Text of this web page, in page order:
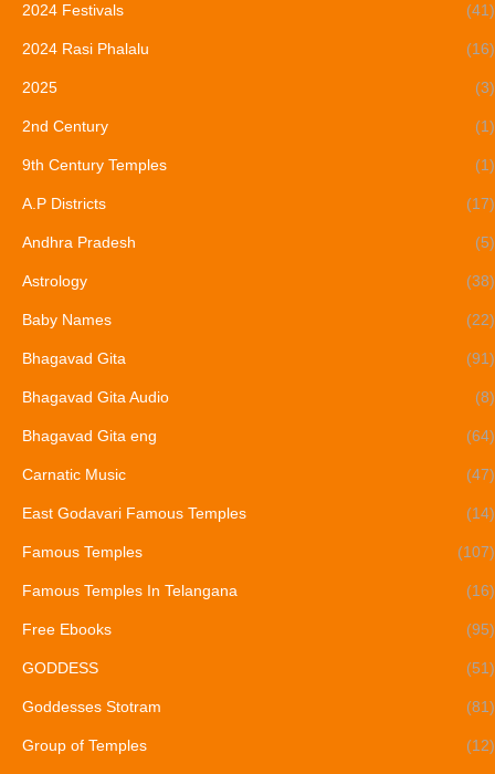
2024 Festivals (41)
2024 Rasi Phalalu (16)
2025 (3)
2nd Century (1)
9th Century Temples (1)
A.P Districts (17)
Andhra Pradesh (5)
Astrology (38)
Baby Names (22)
Bhagavad Gita (91)
Bhagavad Gita Audio (8)
Bhagavad Gita eng (64)
Carnatic Music (47)
East Godavari Famous Temples (14)
Famous Temples (107)
Famous Temples In Telangana (16)
Free Ebooks (95)
GODDESS (51)
Goddesses Stotram (81)
Group of Temples (12)